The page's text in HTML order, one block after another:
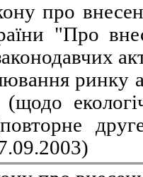
про
"Про
ринку
(щодо